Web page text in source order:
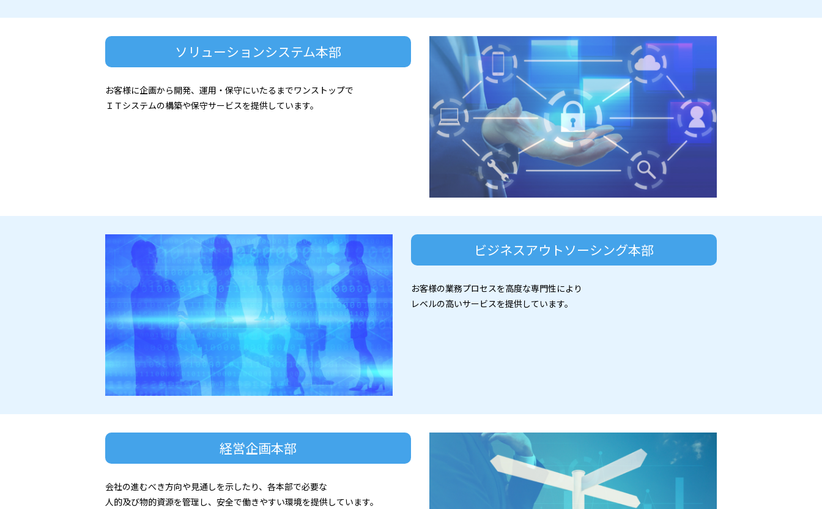
ソリューションシステム本部
お客様に企画から開発、運用・保守にいたるまでワンストップで
ＩＴシステムの構築や保守サービスを提供しています。
ビジネスアウトソーシング本部
お客様の業務プロセスを高度な専門性により
レベルの高いサービスを提供しています。
経営企画本部
会社の進むべき方向や見通しを示したり、各本部で必要な
人的及び物的資源を管理し、安全で働きやすい環境を提供しています。